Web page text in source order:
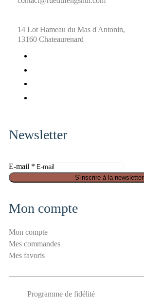
14 Lot Hameau du Mas d'Antonin,
13160 Chateaurenard
Newsletter
S
é
r
t
é
a
E-mail *
S'inscrire à la newsletter
Mon compte
Mon compte
Mes commandes
Mes favoris
Programme de fidélité